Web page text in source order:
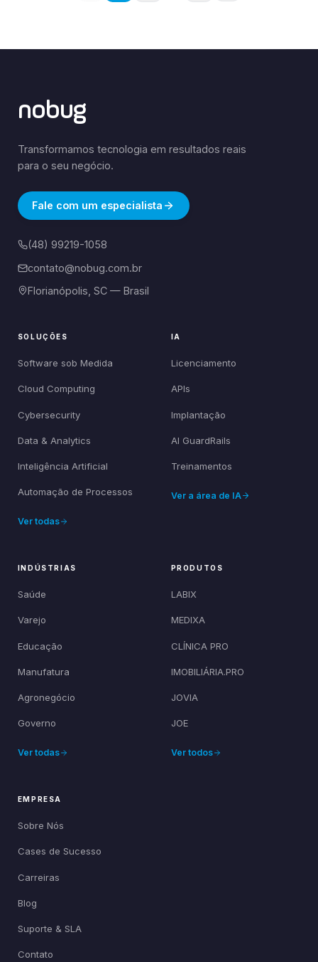
nobug
Transformamos tecnologia em resultados reais
para o seu negócio.
Fale com um especialista
(48) 99219-1058
contato@nobug.com.br
Florianópolis, SC — Brasil
SOLUÇÕES
Software sob Medida
Cloud Computing
Cybersecurity
Data & Analytics
Inteligência Artificial
Automação de Processos
Ver todas
IA
Licenciamento
APIs
Implantação
AI GuardRails
Treinamentos
Ver a área de IA
INDÚSTRIAS
Saúde
Varejo
Educação
Manufatura
Agronegócio
Governo
Ver todas
PRODUTOS
LABIX
MEDIXA
CLÍNICA PRO
IMOBILIÁRIA.PRO
JOVIA
JOE
Ver todos
EMPRESA
Sobre Nós
Cases de Sucesso
Carreiras
Blog
Suporte & SLA
Contato